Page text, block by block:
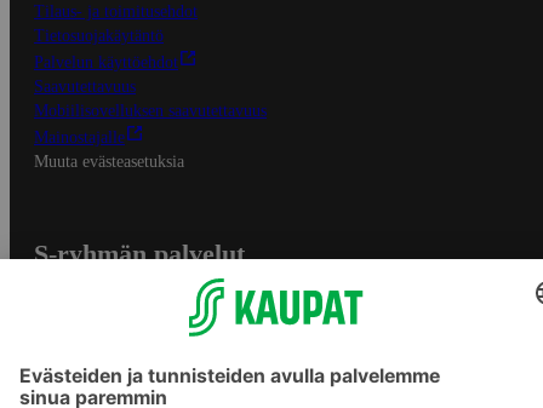
Tilaus- ja toimitusehdot
Tietosuojakäytäntö
Palvelun käyttöehdot
Saavutettavuus
Mobiilisovelluksen saavutettavuus
Mainostajalle
Muuta evästeasetuksia
S-ryhmän palvelut
Yhteishyvä Ruoka -sovellus
S-ostoslista -sovellus